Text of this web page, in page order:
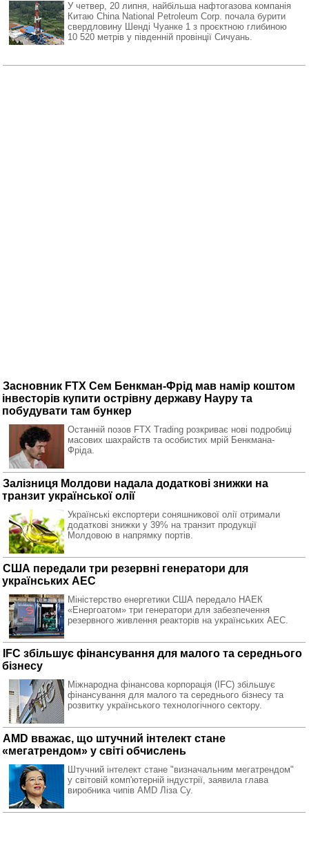
У четвер, 20 липня, найбільша нафтогазова компанія
Китаю China National Petroleum Corp. почала бурити
свердловину Шенді Чуанке 1 з проєктною глибиною
10 520 метрів у південній провінції Сичуань.
Засновник FTX Сем Бенкман-Фрід мав намір коштом
інвесторів купити острівну державу Науру та
побудувати там бункер
Останній позов FTX Trading розкриває нові подробиці
масових шахрайств та особистих мрій Бенкмана-
Фріда.
Залізниця Молдови надала додаткові знижки на
транзит української олії
Українські експортери соняшникової олії отримали
додаткові знижки у 39% на транзит продукції
Молдовою в напрямку портів.
США передали три резервні генератори для
українських АЕС
Міністерство енергетики США передало НАЕК
«Енергоатом» три генератори для забезпечення
резервного живлення реакторів на українських АЕС.
IFC збільшує фінансування для малого та середнього
бізнесу
Міжнародна фінансова корпорація (IFC) збільшує
фінансування для малого та середнього бізнесу та
розвитку українського технологічного сектору.
AMD вважає, що штучний інтелект стане
«мегатрендом» у світі обчислень
Штучний інтелект стане "визначальним мегатрендом"
у світовій комп'ютерній індустрії, заявила глава
виробника чипів AMD Ліза Су.